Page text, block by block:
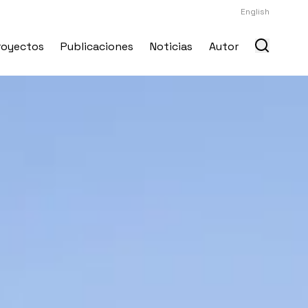
English
Publicaciones Noticias Autor